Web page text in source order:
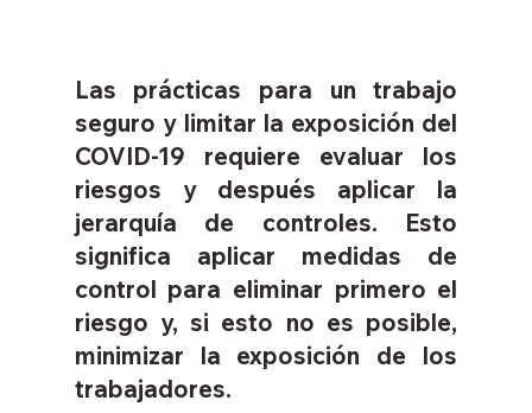
Las prácticas para un trabajo
seguro y limitar la exposición del
COVID-19 requiere evaluar los
riesgos y después aplicar la
jerarquía de controles. Esto
significa aplicar medidas de
control para eliminar primero el
riesgo y, si esto no es posible,
minimizar la exposición de los
trabajadores.